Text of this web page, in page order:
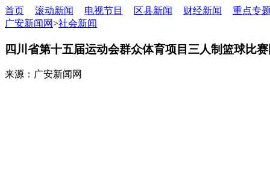
首页 滚动新闻 电视节目 区县新闻 财经新闻
重点专
广安新闻网>社会新闻
四川省第十五届运动会群众体育项目三人制篮球比
来源：广安新闻网